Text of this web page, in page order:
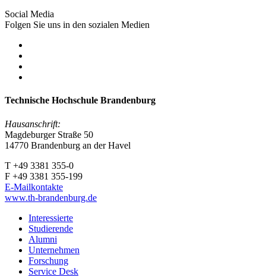
Social Media
Folgen Sie uns in den sozialen Medien
Technische Hochschule Brandenburg
Hausanschrift:
Magdeburger Straße 50
14770 Brandenburg an der Havel
T +49 3381 355-0
F +49 3381 355-199
E-Mailkontakte
www.th-brandenburg.de
Interessierte
Studierende
Alumni
Unternehmen
Forschung
Service Desk